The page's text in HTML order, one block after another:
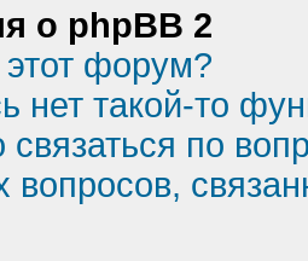
о phpBB 2
форум?
нет такой-то
по
вопросов,